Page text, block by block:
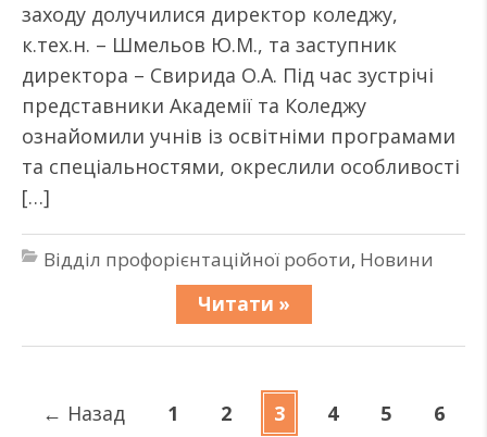
заходу долучилися директор коледжу,
к.тех.н. – Шмельов Ю.М., та заступник
директора – Свирида О.А. Під час зустрічі
представники Академії та Коледжу
ознайомили учнів із освітніми програмами
та спеціальностями, окреслили особливості
[…]
Відділ профорієнтаційної роботи, Новини
Читати »
← Назад 1 2 3 4 5
6